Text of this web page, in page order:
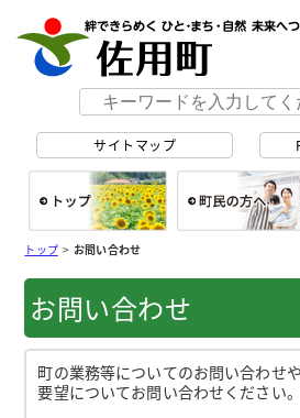
サイトマップ
トップ>お問い合わせ
お問い合わせ
町の業務等についてのお問い合わせ
要望についてお問い合わせください。